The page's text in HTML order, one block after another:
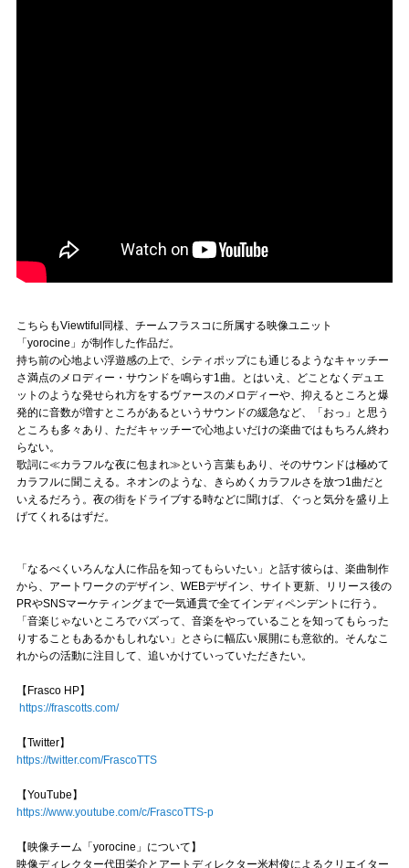
こちらもViewtiful同様、チームフラスコに所属する映像ユニット
「yorocine」が制作した作品だ。
持ち前の心地よい浮遊感の上で、シティポップにも通じるようなキャッチー
さ満点のメロディー・サウンドを鳴らす1曲。とはいえ、どことなくデュエ
ットのような発せられ方をするヴァースのメロディーや、抑えるところと爆
発的に音数が増すところがあるというサウンドの緩急など、「おっ」と思う
ところも多々あり、ただキャッチーで心地よいだけの楽曲ではもちろん終わ
らない。
歌詞に≪カラフルな夜に包まれ≫という言葉もあり、そのサウンドは極めて
カラフルに聞こえる。ネオンのような、きらめくカラフルさを放つ1曲だと
いえるだろう。夜の街をドライブする時などに聞けば、ぐっと気分を盛り上
げてくれるはずだ。
「なるべくいろんな人に作品を知ってもらいたい」と話す彼らは、楽曲制作
から、アートワークのデザイン、WEBデザイン、サイト更新、リリース後の
PRやSNSマーケティングまで一気通貫で全てインディペンデントに行う。
「音楽じゃないところでバズって、音楽をやっていることを知ってもらった
りすることもあるかもしれない」とさらに幅広い展開にも意欲的。そんなこ
れからの活動に注目して、追いかけていっていただきたい。
【Frasco HP】
https://frascotts.com/
【Twitter】
https://twitter.com/FrascoTTS
【YouTube】
https://www.youtube.com/c/FrascoTTS-p
【映像チーム「yorocine」について】
映像ディレクター代田栄介とアートディレクター米村俊によるクリエイター